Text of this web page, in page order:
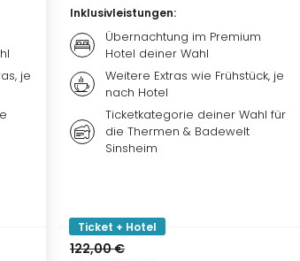
je
Inklusivleistungen:
Übernachtung im Premium
Hotel deiner Wahl
Weitere Extras wie Frühstück, je
nach Hotel
Ticketkategorie deiner Wahl für
die Thermen & Badewelt
Sinsheim
Ticket + Hotel
122,00 €